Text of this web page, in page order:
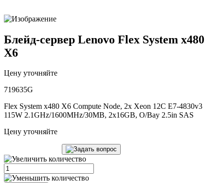
Блейд-сервер Lenovo Flex System x480
X6
Цену уточняйте
719635G
Flex System x480 X6 Compute Node, 2x Xeon 12C E7-4830v3
115W 2.1GHz/1600MHz/30MB, 2x16GB, O/Bay 2.5in SAS
Цену уточняйте